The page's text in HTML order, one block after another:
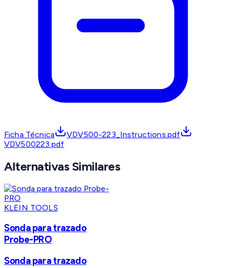
Ficha Técnica
VDV500-223_Instructions.pdf
VDV500223.pdf
Alternativas Similares
KLEIN TOOLS
Sonda para trazado
Probe-PRO
Sonda para trazado